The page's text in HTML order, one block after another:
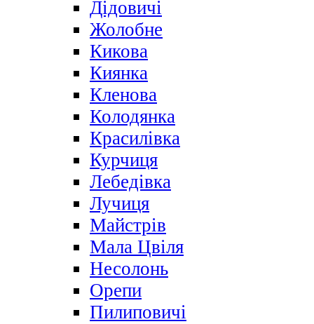
Дідовичі
Жолобне
Кикова
Киянка
Кленова
Колодянка
Красилівка
Курчиця
Лебедівка
Лучиця
Майстрів
Мала Цвіля
Несолонь
Орепи
Пилиповичі